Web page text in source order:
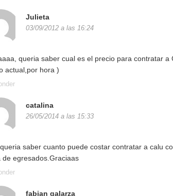
Julieta
03/09/2012 a las 16:24
queria saber cual es el precio para contratar
actual,por hora )
catalina
26/05/2014 a las 15:33
saber cuanto puede costar contratar a calu
de egresados.Graciaas
fabian galarza